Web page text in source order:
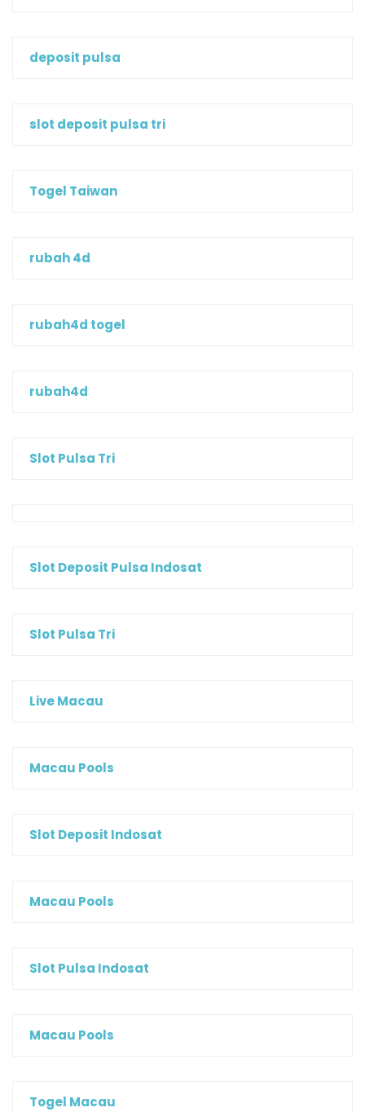
deposit pulsa
slot deposit pulsa tri
Togel Taiwan
rubah 4d
rubah4d togel
rubah4d
Slot Pulsa Tri
Slot Deposit Pulsa Indosat
Slot Pulsa Tri
Live Macau
Macau Pools
Slot Deposit Indosat
Macau Pools
Slot Pulsa Indosat
Macau Pools
Togel Macau